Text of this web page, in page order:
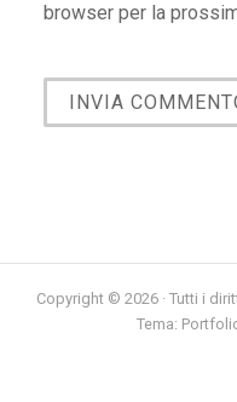
browser per la
Copyright © 2026 · Tutti i
Tema: